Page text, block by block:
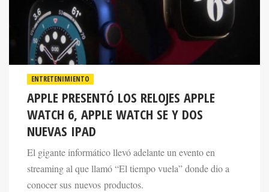
ENTRETENIMIENTO
APPLE PRESENTÓ LOS RELOJES APPLE
WATCH 6, APPLE WATCH SE Y DOS
NUEVAS IPAD
El gigante informático llevó adelante un evento en
streaming al que llamó “El tiempo vuela” donde dio a
conocer sus nuevos productos.